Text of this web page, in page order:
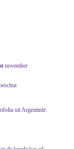
november
uit Argentinië.